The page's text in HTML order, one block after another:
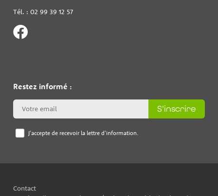
Tél. : 02 99 39 12 57
Restez informé :
J'accepte de recevoir la lettre d'information.
S'inscrire
Contact